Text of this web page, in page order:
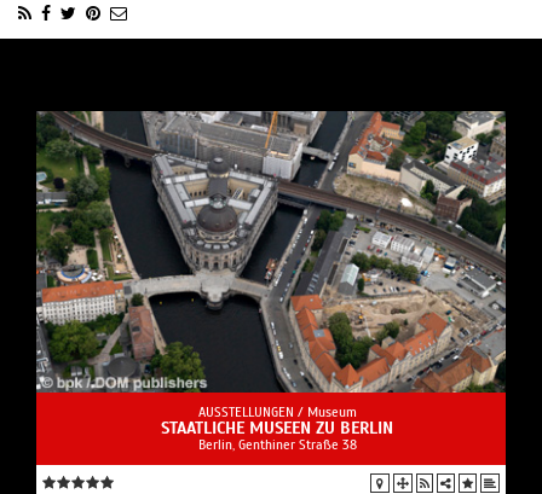
AUSSTELLUNGEN / Museum
STAATLICHE MUSEEN ZU BERLIN
Berlin, Genthiner Straße 38